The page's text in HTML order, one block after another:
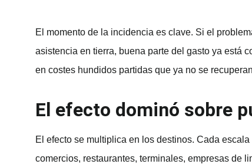
El momento de la incidencia es clave. Si el
asistencia en tierra, buena parte del gasto ya está
en costes hundidos partidas que ya no se
El efecto dominó sobre
El efecto se multiplica en los destinos. Cada
comercios, restaurantes, terminales, empresas de